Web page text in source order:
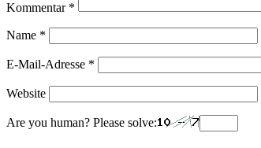
Kommentar *
Name *
E-Mail-Adresse *
Website
Are you human? Please solve: